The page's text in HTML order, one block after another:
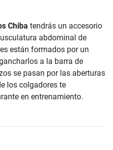
Chiba tendrás un accesorio
abdominal de
están formados por un
a la barra de
se pasan por las aberturas
los colgadores te
en entrenamiento.